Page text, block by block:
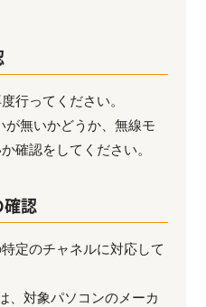
行ってください。
が無いかどうか、無線モ
確認をしてください。
認
定のチャネルに対応して
、対象パソコンのメーカ